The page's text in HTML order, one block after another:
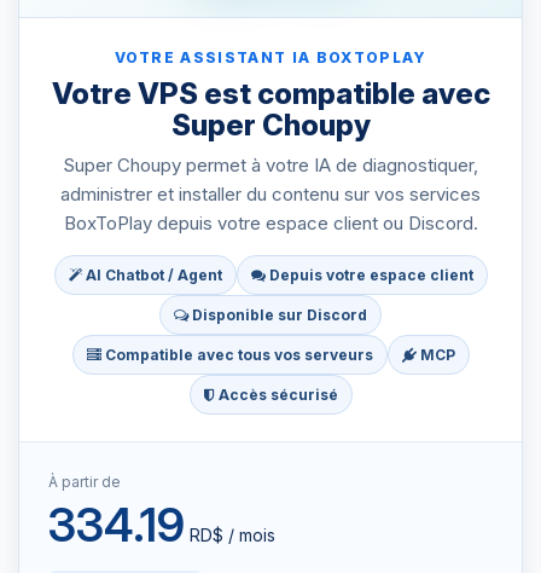
VOTRE ASSISTANT IA BOXTOPLAY
Votre VPS est compatible avec
Super Choupy
Super Choupy permet à votre IA de diagnostiquer,
administrer et installer du contenu sur vos services
BoxToPlay depuis votre espace client ou Discord.
AI Chatbot / Agent Depuis votre espace client
Disponible sur Discord
Compatible avec tous vos serveurs MCP
Accès sécurisé
À partir de
334.19 RD$ / mois